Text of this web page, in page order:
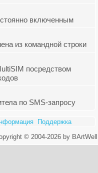
включенным
из командной строки
посредством
по SMS-запросу
Поддержка
© 2004-2026 by BArtWell